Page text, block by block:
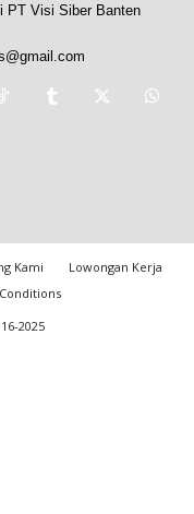
PT Visi Siber Banten
Kami
Lowongan Kerja
2025